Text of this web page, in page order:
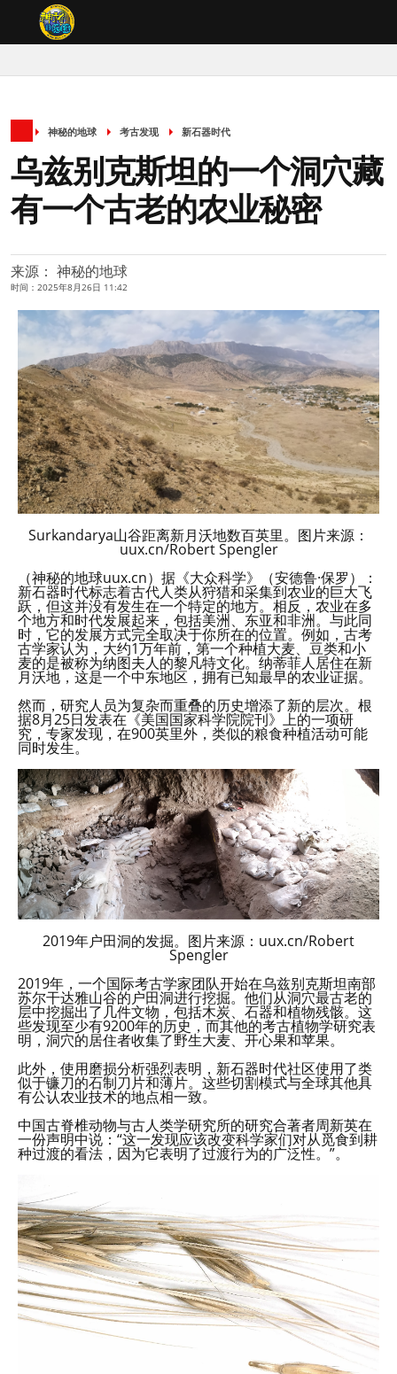
神秘的地球 考古发现 新石器时代
乌兹别克斯坦的一个洞穴藏
有一个古老的农业秘密
来源： 神秘的地球
时间：2025年8月26日 11:42
Surkandarya山谷距离新月沃地数百英里。图片来源：
uux.cn/Robert Spengler
（神秘的地球uux.cn）据《大众科学》（安德鲁·保罗）：
新石器时代标志着古代人类从狩猎和采集到农业的巨大飞
跃，但这并没有发生在一个特定的地方。相反，农业在多
个地方和时代发展起来，包括美洲、东亚和非洲。与此同
时，它的发展方式完全取决于你所在的位置。例如，古考
古学家认为，大约1万年前，第一个种植大麦、豆类和小
麦的是被称为纳图夫人的黎凡特文化。纳蒂菲人居住在新
月沃地，这是一个中东地区，拥有已知最早的农业证据。
然而，研究人员为复杂而重叠的历史增添了新的层次。根
据8月25日发表在《美国国家科学院院刊》上的一项研
究，专家发现，在900英里外，类似的粮食种植活动可能
同时发生。
2019年户田洞的发掘。图片来源：uux.cn/Robert
Spengler
2019年，一个国际考古学家团队开始在乌兹别克斯坦南部
苏尔干达雅山谷的户田洞进行挖掘。他们从洞穴最古老的
层中挖掘出了几件文物，包括木炭、石器和植物残骸。这
些发现至少有9200年的历史，而其他的考古植物学研究表
明，洞穴的居住者收集了野生大麦、开心果和苹果。
此外，使用磨损分析强烈表明，新石器时代社区使用了类
似于镰刀的石制刀片和薄片。这些切割模式与全球其他具
有公认农业技术的地点相一致。
中国古脊椎动物与古人类学研究所的研究合著者周新英在
一份声明中说：“这一发现应该改变科学家们对从觅食到耕
种过渡的看法，因为它表明了过渡行为的广泛性。”。